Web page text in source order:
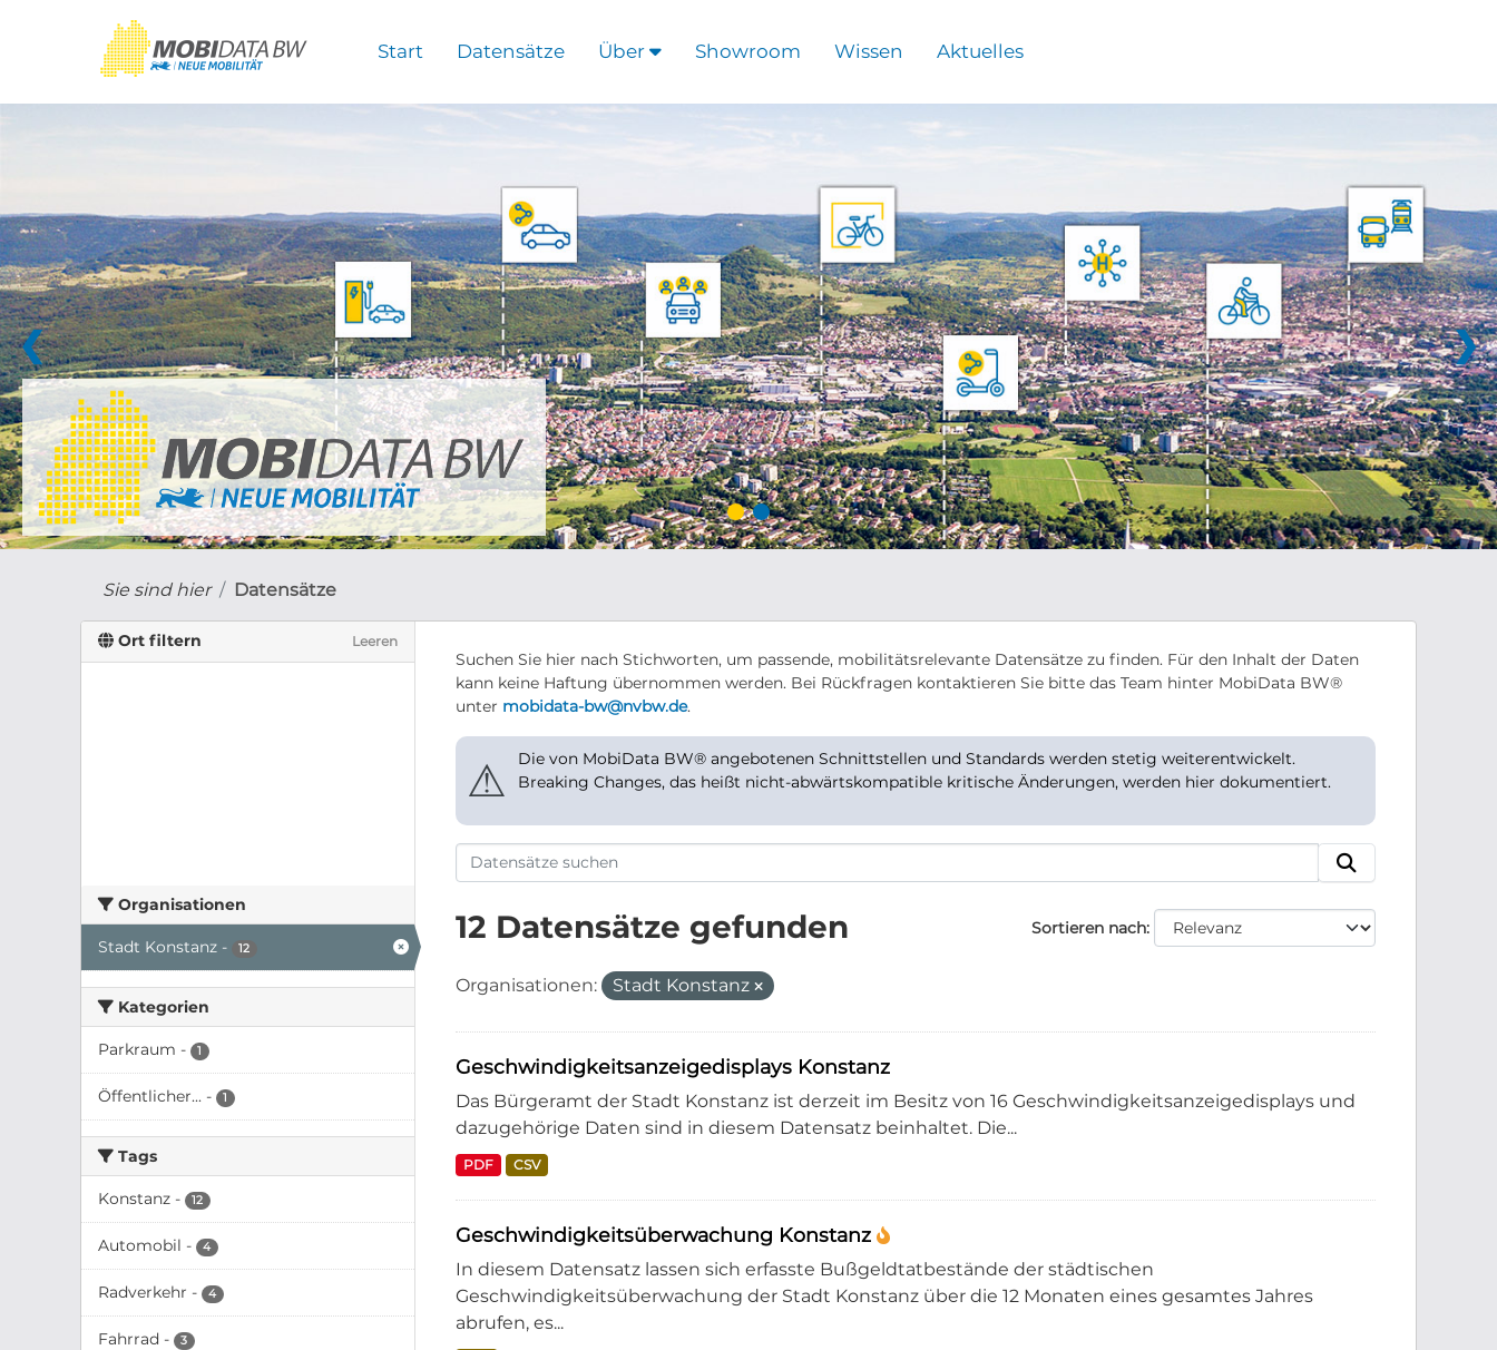
Start Datensätze Über Showroom Wissen Aktuelles
❮ ❯
Sie sind hier Datensätze
Ort filtern Leeren
Organisationen
Stadt Konstanz - 12
Kategorien
Parkraum - 1
Öffentlicher... - 1
Tags
Konstanz - 12
Automobil - 4
Radverkehr - 4
Fahrrad - 3
Suchen Sie hier nach Stichworten, um passende, mobilitätsrelevante Datensätze zu finden. Für den Inhalt der Daten
kann keine Haftung übernommen werden. Bei Rückfragen kontaktieren Sie bitte das Team hinter MobiData BW®
unter mobidata-bw@nvbw.de.
⚠
Die von MobiData BW® angebotenen Schnittstellen und Standards werden stetig weiterentwickelt.
Breaking Changes, das heißt nicht-abwärtskompatible kritische Änderungen, werden hier dokumentiert.
Sortieren nach
12 Datensätze gefunden
Organisationen: Stadt Konstanz
Geschwindigkeitsanzeigedisplays Konstanz
Das Bürgeramt der Stadt Konstanz ist derzeit im Besitz von 16 Geschwindigkeitsanzeigedisplays und
dazugehörige Daten sind in diesem Datensatz beinhaltet. Die...
PDF CSV
Geschwindigkeitsüberwachung Konstanz
In diesem Datensatz lassen sich erfasste Bußgeldtatbestände der städtischen
Geschwindigkeitsüberwachung der Stadt Konstanz über die 12 Monaten eines gesamtes Jahres
abrufen, es...